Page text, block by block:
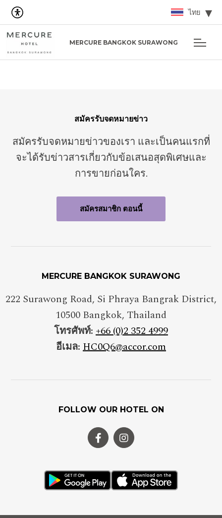
ไทย
MERCURE BANGKOK SURAWONG
สมัครรับจดหมายข่าว
สมัครรับจดหมายข่าวของเรา และเป็นคนแรกที่
จะได้รับข่าวสารเกี่ยวกับข้อเสนอสุดพิเศษและ
การขายก่อนใคร.
MERCURE BANGKOK SURAWONG
222 Surawong Road, Si Phraya Bangrak District,
10500 Bangkok, Thailand
โทรศัพท์: +66 (0)2 352 4999
อีเมล: HC0Q6@accor.com
FOLLOW OUR HOTEL ON